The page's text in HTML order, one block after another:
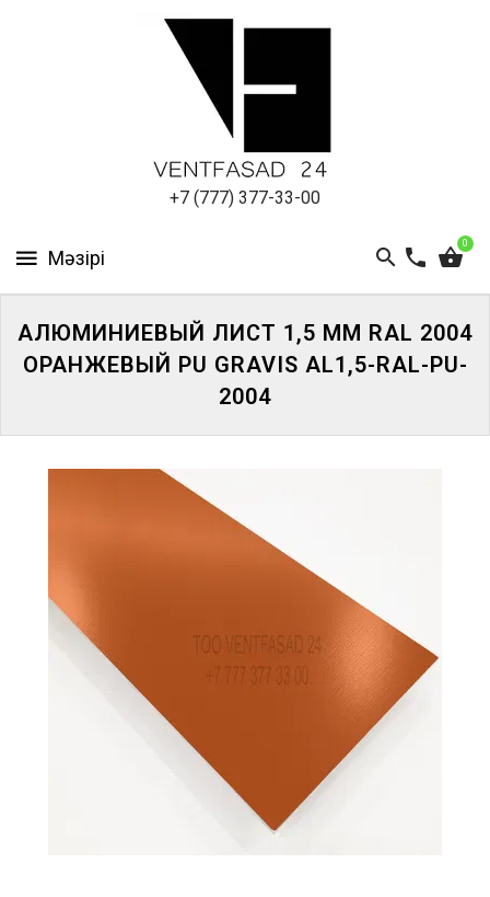
+7 (777) 377-33-00
0
ПАНЕЛИ
ПРОЕКТИРОВАНИЕ
АЛЮМИНИЕВЫЙ ЛИСТ 1,5 ММ RAL 2004
ОРАНЖЕВЫЙ PU GRAVIS AL1,5-RAL-PU-
2004